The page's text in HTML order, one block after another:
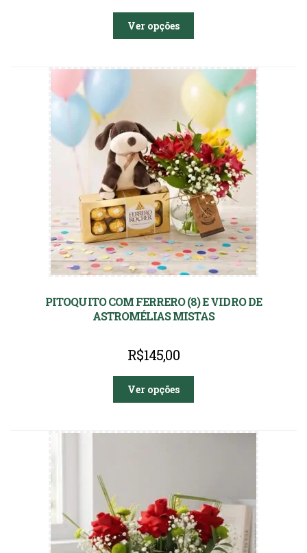
Ver opções
PITOQUITO COM FERRERO (8) E VIDRO DE
ASTROMÉLIAS MISTAS
R$145,00
Ver opções